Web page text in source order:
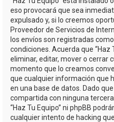
eso provocará que sea
expulsado y, si lo creemos
Proveedor de Servicios de
los envíos son registradas
condiciones. Acuerda que “Haz
eliminar, editar, mover o cerrar
momento que lo creamos
que cualquier información que
en una base de datos. Dado
compartida con ninguna
“Haz Tu Equipo” ni phpBB
cualquier intento de hacking